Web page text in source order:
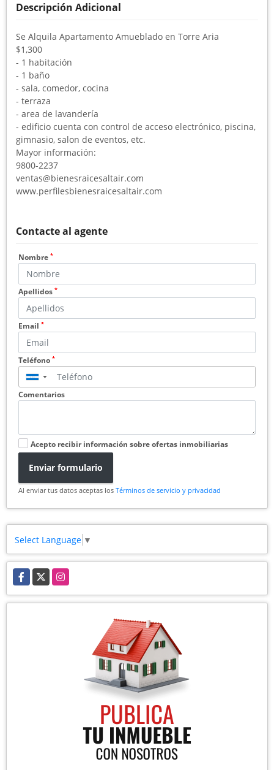
Descripción Adicional
Se Alquila Apartamento Amueblado en Torre Aria
$1,300
- 1 habitación
- 1 baño
- sala, comedor, cocina
- terraza
- area de lavandería
- edificio cuenta con control de acceso electrónico, piscina,
gimnasio, salon de eventos, etc.
Mayor información:
9800-2237
ventas@bienesraicesaltair.com
www.perfilesbienesraicesaltair.com
Contacte al agente
Nombre *
Apellidos *
Email *
Teléfono *
▼
Comentarios
Acepto recibir información sobre ofertas inmobiliarias
Enviar formulario
Al enviar tus datos aceptas los Términos de servicio y privacidad
Select Language ▼
Facebook
X Instagram